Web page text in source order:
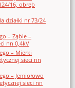
16, obręb
działki nr 73/24
– Ząbie –
nn 0,4kV
– Mierki
sieci nn
– Jemiołowo
sieci nn